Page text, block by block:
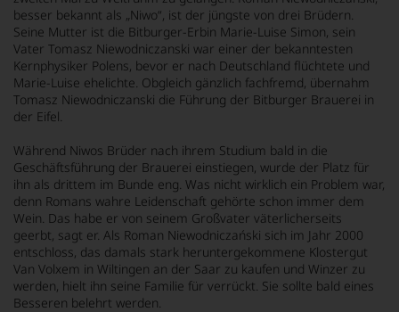
besser bekannt als „Niwo“, ist der jüngste von drei Brüdern.
Seine Mutter ist die Bitburger-Erbin Marie-Luise Simon, sein
Vater Tomasz Niewodniczanski war einer der bekanntesten
Kernphysiker Polens, bevor er nach Deutschland flüchtete und
Marie-Luise ehelichte. Obgleich gänzlich fachfremd, übernahm
Tomasz Niewodniczanski die Führung der Bitburger Brauerei in
der Eifel.
Während Niwos Brüder nach ihrem Studium bald in die
Geschäftsführung der Brauerei einstiegen, wurde der Platz für
ihn als drittem im Bunde eng. Was nicht wirklich ein Problem war,
denn Romans wahre Leidenschaft gehörte schon immer dem
Wein. Das habe er von seinem Großvater väterlicherseits
geerbt, sagt er. Als Roman Niewodniczański sich im Jahr 2000
entschloss, das damals stark heruntergekommene Klostergut
Van Volxem in Wiltingen an der Saar zu kaufen und Winzer zu
werden, hielt ihn seine Familie für verrückt. Sie sollte bald eines
Besseren belehrt werden.